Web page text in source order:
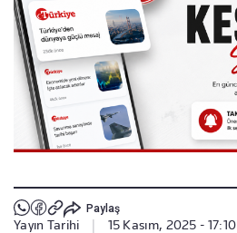
Paylaş
Yayın Tarihi | 15 Kasım, 2025 - 17:10